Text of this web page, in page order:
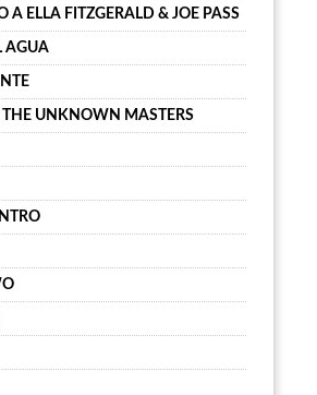
A ELLA FITZGERALD & JOE PASS
AGUA
THE UNKNOWN MASTERS